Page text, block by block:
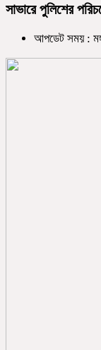
সাভারে পুলিশের
আপডেট সময় :